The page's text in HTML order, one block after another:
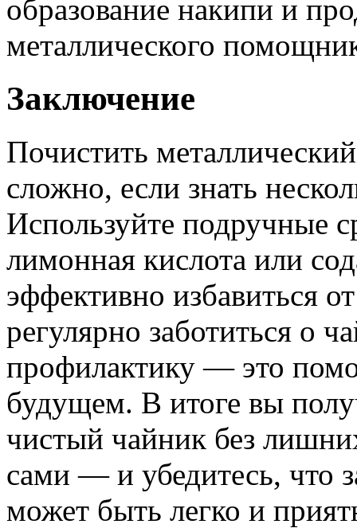
образование накипи и
металлического
Заключение
Почистить
сложно, если знать
Используйте подручные
лимонная кислота или
эффективно избавиться
регулярно заботиться о
профилактику — это
будущем. В итоге вы
чистый чайник без
сами — и убедитесь, что
может быть легко и